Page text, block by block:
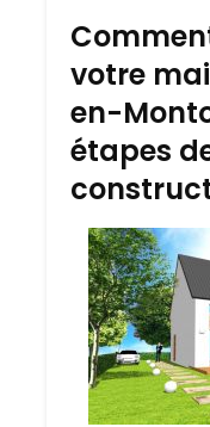
votre
en-
étapes